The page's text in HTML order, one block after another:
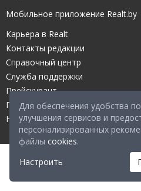
Для обеспечения удобства
улучшения сервисов и
персонализированных
файлы cookies.
Настроить
Мобильное приложение Realt.by
Карьера в Realt
Контакты редакции
Справочный центр
Служба поддержки
Прейскурант
Правовые документы
Настройка файлов cookies